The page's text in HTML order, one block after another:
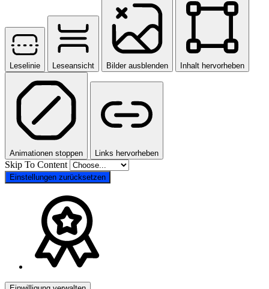
Leselinie Leseansicht Bilder ausblenden Inhalt hervorheben
Animationen stoppen Links hervorheben
Skip To Content
Einstellungen zurücksetzen